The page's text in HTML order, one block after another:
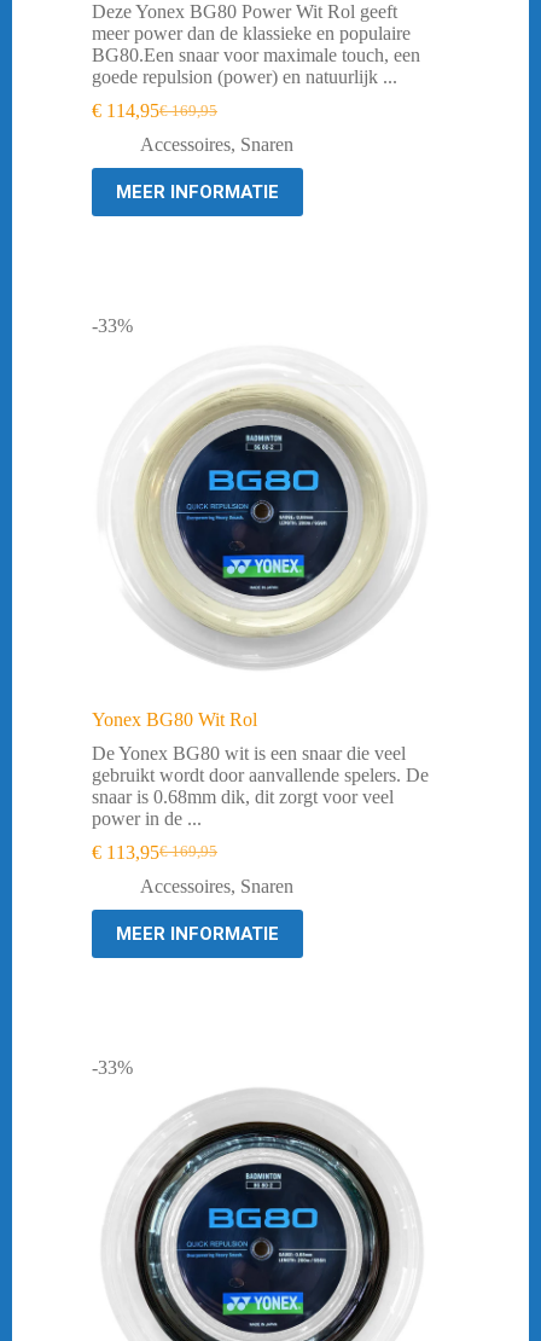
Deze Yonex BG80 Power Wit Rol geeft
meer power dan de klassieke en populaire
BG80.Een snaar voor maximale touch, een
goede repulsion (power) en natuurlijk ...
€169,95
Oorspronkelijke
prijs
was:
€ 169,95.
€ 114,95Huidige
prijs
is:
€ 114,95.
Accessoires, Snaren
MEER INFORMATIE
-33%
Yonex BG80 Wit Rol
De Yonex BG80 wit is een snaar die veel
gebruikt wordt door aanvallende spelers. De
snaar is 0.68mm dik, dit zorgt voor veel
power in de ...
€169,95
Oorspronkelijke
prijs
€ 169,95.
€ 113,95Huidige
prijs
€ 113,95.
Accessoires, Snaren
MEER INFORMATIE
-33%